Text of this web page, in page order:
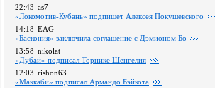
22:43 as7
«Локомотив-Кубань» подпишет Алексея Покушевского
14:18 EAG
«Баскония» заключила соглашение с Дэмионом Бо
13:58 nikolat
«Дубай» подписал Торнике Шенгелия
12:03 rishon63
«Маккаби» подписал Армандо Бэйкота